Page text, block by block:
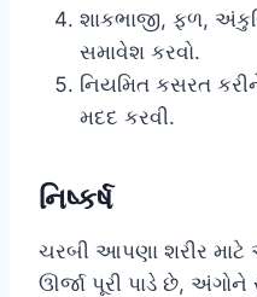
શાકભાજી, ફળ,
સમાવેશ કરવો.
નિયમિત કસરત
મદદ કરવી.
નિષ્કર્ષ
ચરબી આપણા શરીર
ઊર્જા પૂરી પાડે છે, અંગોને